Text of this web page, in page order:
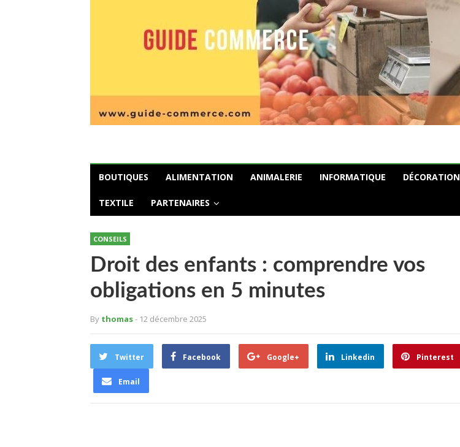
BOUTIQUES ALIMENTATION ANIMALERIE INFORMATIQUE DÉCORATION
TEXTILE PARTENAIRES
CONSEILS
Droit des enfants : comprendre vos
obligations en 5 minutes
By thomas- 12 décembre 2025
Twitter Facebook Google+ Linkedin Pinterest
Email